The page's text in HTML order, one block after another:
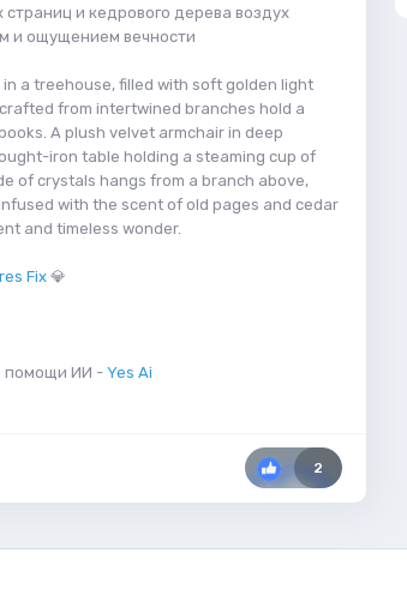
и кедрового дерева воздух
и ощущением вечности
in a treehouse, filled with soft golden light
from intertwined branches hold a
A plush velvet armchair in deep
iron table holding a steaming cup of
of crystals hangs from a branch above,
with the scent of old pages and cedar
and timeless wonder.
Fix 💎
помощи ИИ - Yes Ai
2